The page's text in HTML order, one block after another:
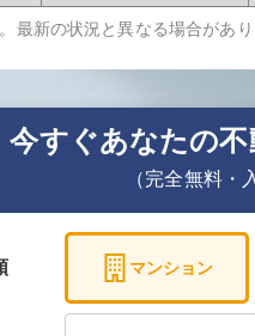
最新の状況と異なる場合があり
今すぐあなたの
（完全無料・
マンション